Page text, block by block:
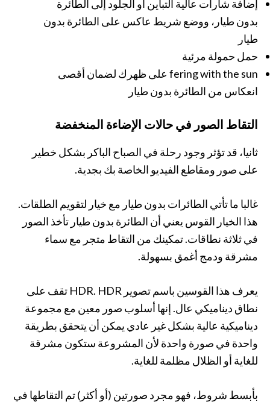
إضافة شارات عالية التباين أو الجلود إلى الطائرة
بدون طيار، ووضع شريط عاكس على الطائرة بدون
طيار
حمل حمولة مرئية
fering with the sun على ظهرك لضمان أقصى
انعكاس من الطائرة بدون طيار
التقاط الصور في حالات الإضاءة المنخفضة
ثانيا، قد تؤثر وجود رحلة في الصباح الباكر بشكل خطير
على صور ومقاطع الفيديو الخاصة بك بجدية.
غالبا ما تأتي الطائرات بدون طيار مع خيار لتقويم الطلقات.
هذا الخيار القوس يعني أن الطائرة بدون طيار تأخذ الصور
في ثلاثة نطاقات. تمكينك من التقاط متجر مع سماء
مشرقة ودمج أغمق بسهولة.
يعرف هذا القوسين باسم تصوير HDR. HDR تقف على
نطاق ديناميكي عال. إنها أسلوب صور معين مع مجموعة
ديناميكية عالية بشكل غير عادي يمكن أن يتحقق بطريقة
واحدة في صورة واحدة لأن المشروعة ستكون مشرقة
للغاية أو الظلال مظلمة للغاية.
بأبسط شروط، فهو مجرد صورتين (أو أكثر) تم التقاطها في